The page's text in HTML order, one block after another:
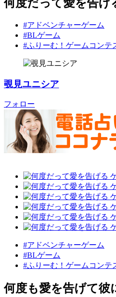
何度だって愛を告げ
#アドベンチャーゲーム
#BLゲーム
#ふりーむ！ゲームコンテ
覗見ユニシア
フォロー
#アドベンチャーゲーム
#BLゲーム
#ふりーむ！ゲームコンテ
何度も愛を告げて彼